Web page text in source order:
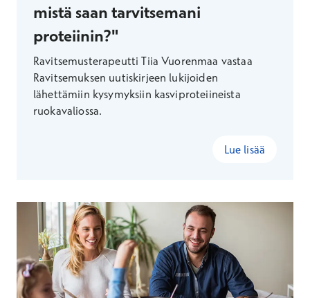
mistä saan tarvitsemani
proteiinin?"
Ravitsemusterapeutti Tiia Vuorenmaa vastaa
Ravitsemuksen uutiskirjeen lukijoiden
lähettämiin kysymyksiin kasviproteiineista
ruokavaliossa.
Lue lisää